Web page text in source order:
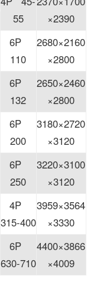
55
×2390
6P
110
2680×2160
×2800
6P
132
2650×2460
×2800
6P
200
3180×2720
×3120
6P
250
3220×3100
×3120
4P
315-400
3959×3564
×3330
6P
630-710
4400×3866
×4009